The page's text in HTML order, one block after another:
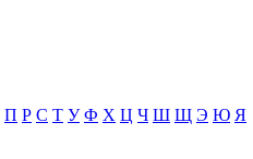
П Р С Т У Ф Х Ц Ч Ш Щ Э Ю Я